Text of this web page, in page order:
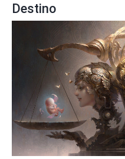
Destino